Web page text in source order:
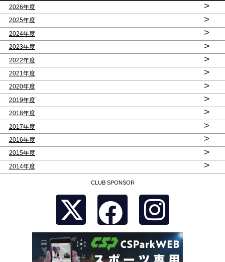
2026年度
>
2025年度 >
2024年度 >
2023年度 >
2022年度 >
2021年度 >
2020年度 >
2019年度 >
2018年度 >
2017年度 >
2016年度 >
2015年度 >
2014年度 >
CLUB SPONSOR